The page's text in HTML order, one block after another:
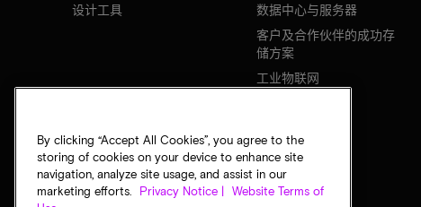
设计工具
数据中心与服务器
客户及合作伙伴的成功存
储方案
工业物联网
By clicking “Accept All Cookies”, you agree to the
storing of cookies on your device to enhance site
navigation, analyze site usage, and assist in our
marketing efforts.
Privacy Notice |
Website Terms of